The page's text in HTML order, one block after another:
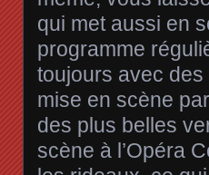
qui met aussi en
programme
toujours avec
mise en scène
des plus belles
scène à l’Opéra